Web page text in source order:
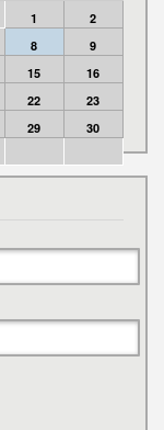
1
2
8
9
15
16
22
23
29
30